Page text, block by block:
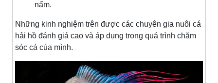
nấm.
Những kinh nghiệm trên được các chuyên gia nuôi cá
hải hồ đánh giá cao và áp dụng trong quá trình chăm
sóc cá của mình.